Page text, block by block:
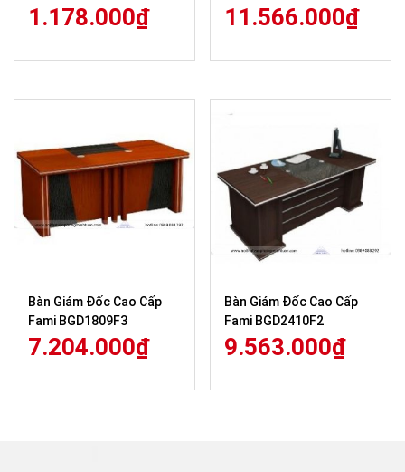
1.178.000₫ 11.566.000₫
Bàn Giám Đốc Cao Cấp
Fami BGD1809F3
7.204.000₫
Bàn Giám Đốc Cao Cấp
Fami BGD2410F2
9.563.000₫